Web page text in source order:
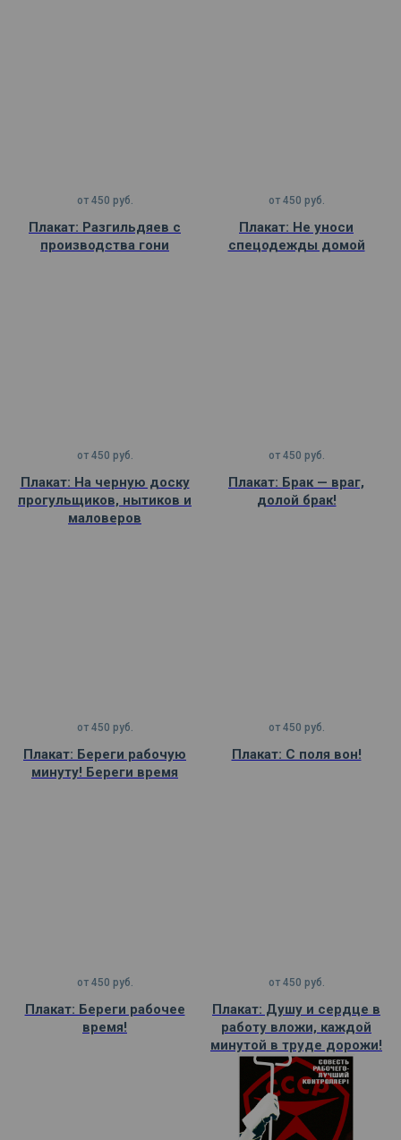
от 450 руб.
Плакат: Разгильдяев с
производства гони
от 450 руб.
Плакат: Не уноси
спецодежды домой
от 450 руб.
Плакат: На черную доску
прогульщиков, нытиков и
маловеров
от 450 руб.
Плакат: Брак — враг,
долой брак!
от 450 руб.
Плакат: Береги рабочую
минуту! Береги время
от 450 руб.
Плакат: С поля вон!
от 450 руб.
Плакат: Береги рабочее
время!
от 450 руб.
Плакат: Душу и сердце в
работу вложи, каждой
минутой в труде дорожи!